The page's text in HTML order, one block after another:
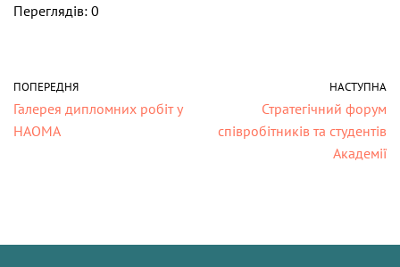
Переглядів: 0
ПОПЕРЕДНЯ
Галерея дипломних робіт у
НАОМА
НАСТУПНА
Стратегічний форум
співробітників та студентів
Академії